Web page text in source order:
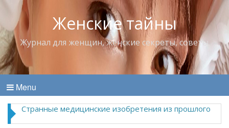
Женские тайны
Журнал для женщин, женские секреты, советы
Menu
Странные медицинские изобретения из прошлого